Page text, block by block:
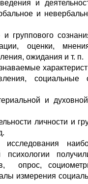
и
и
группового
оценки,
ожидания и т. п.
социальные
и
личности и
исследования
психологии
опрос,
измерения